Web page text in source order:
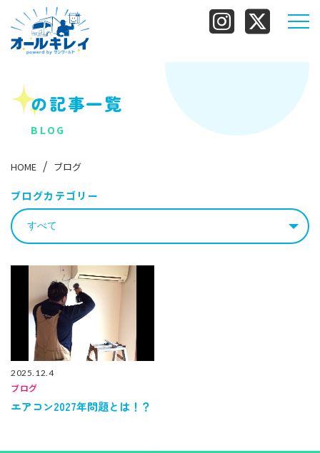
の記事一覧
BLOG
HOME ブログ
ブログカテゴリー
2025.12.4
ブログ
エアコン2027年問題とは！？